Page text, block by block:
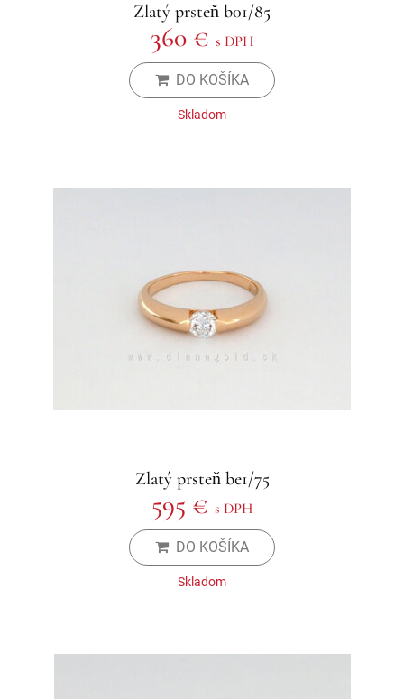
Zlatý prsteň b01/85
360 € s DPH
DO KOŠÍKA
Skladom
Zlatý prsteň be1/75
595 € s DPH
DO KOŠÍKA
Skladom